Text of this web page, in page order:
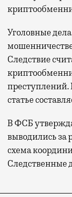
Уголовные
Следствие
преступлений.
статье
В ФСБ
выводились за
схема
Следственные